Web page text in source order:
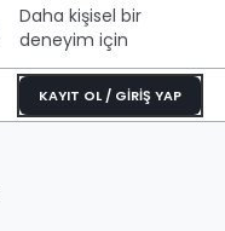
Daha kişisel bir
deneyim için
KAYIT OL / GİRİŞ YAP